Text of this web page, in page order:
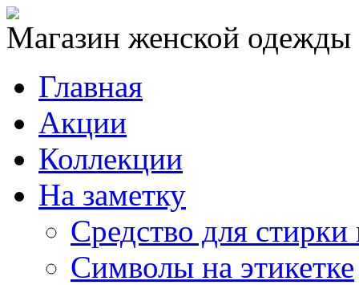
Магазин женской одежды
Главная
Акции
Коллекции
На заметку
Средство для стирки
Символы на этикетке